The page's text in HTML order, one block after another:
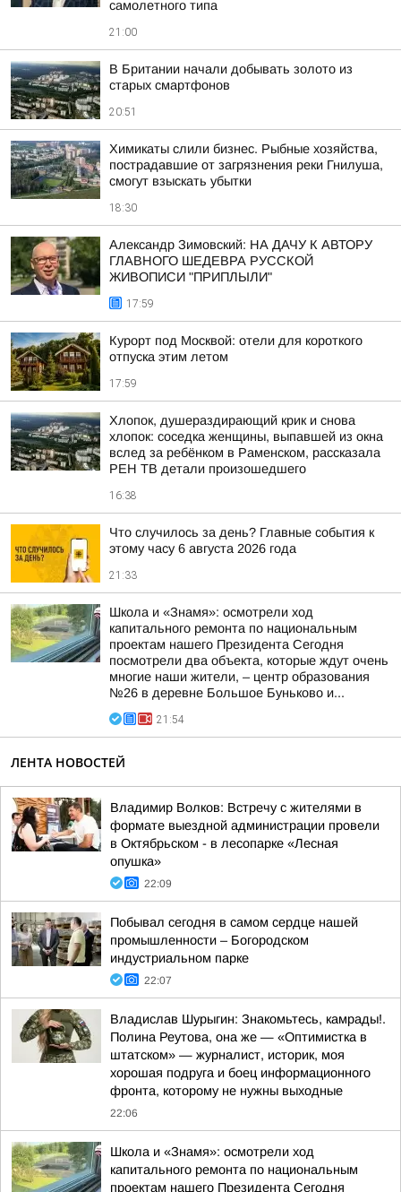
самолетного типа
21:00
В Британии начали добывать золото из
старых смартфонов
20:51
Химикаты слили бизнес. Рыбные хозяйства,
пострадавшие от загрязнения реки Гнилуша,
смогут взыскать убытки
18:30
Александр Зимовский: НА ДАЧУ К АВТОРУ
ГЛАВНОГО ШЕДЕВРА РУССКОЙ
ЖИВОПИСИ "ПРИПЛЫЛИ"
17:59
Курорт под Москвой: отели для короткого
отпуска этим летом
17:59
Хлопок, душераздирающий крик и снова
хлопок: соседка женщины, выпавшей из окна
вслед за ребёнком в Раменском, рассказала
РЕН ТВ детали произошедшего
16:38
Что случилось за день? Главные события к
этому часу 6 августа 2026 года
21:33
Школа и «Знамя»: осмотрели ход
капитального ремонта по национальным
проектам нашего Президента Сегодня
посмотрели два объекта, которые ждут очень
многие наши жители, – центр образования
№26 в деревне Большое Буньково и...
21:54
ЛЕНТА НОВОСТЕЙ
Владимир Волков: Встречу с жителями в
формате выездной администрации провели
в Октябрьском - в лесопарке «Лесная
опушка»
22:09
Побывал сегодня в самом сердце нашей
промышленности – Богородском
индустриальном парке
22:07
Владислав Шурыгин: Знакомьтесь, камрады!.
Полина Реутова, она же — «Оптимистка в
штатском» — журналист, историк, моя
хорошая подруга и боец информационного
фронта, которому не нужны выходные
22:06
Школа и «Знамя»: осмотрели ход
капитального ремонта по национальным
проектам нашего Президента Сегодня